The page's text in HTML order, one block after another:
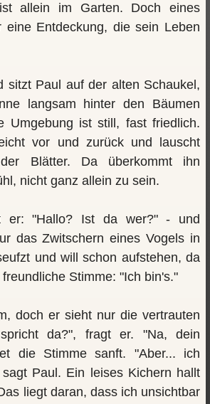
allein im Garten. Doch eines
eine Entdeckung, die sein Leben
sitzt Paul auf der alten Schaukel,
langsam hinter den Bäumen
Umgebung ist still, fast friedlich.
vor und zurück und lauscht
Blätter. Da überkommt ihn
nicht ganz allein zu sein.
er: "Hallo? Ist da wer?" - und
das Zwitschern eines Vogels in
und will schon aufstehen, da
Stimme: "Ich bin's."
doch er sieht nur die vertrauten
da?", fragt er. "Na, dein
die Stimme sanft. "Aber... ich
Paul. Ein leises Kichern hallt
liegt daran, dass ich unsichtbar